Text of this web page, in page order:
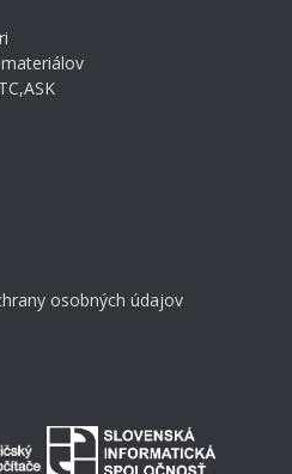
osobných údajov